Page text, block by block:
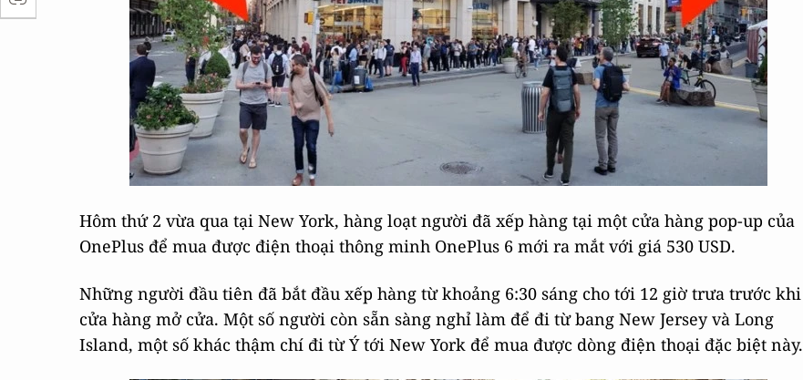
Hôm thứ 2 vừa qua tại New York, hàng loạt người đã xếp hàng tại một cửa hàng pop-up của
OnePlus để mua được điện thoại thông minh OnePlus 6 mới ra mắt với giá 530 USD.
Những người đầu tiên đã bắt đầu xếp hàng từ khoảng 6:30 sáng cho tới 12 giờ trưa trước khi
cửa hàng mở cửa. Một số người còn sẵn sàng nghỉ làm để đi từ bang New Jersey và Long
Island, một số khác thậm chí đi từ Ý tới New York để mua được dòng điện thoại đặc biệt này.